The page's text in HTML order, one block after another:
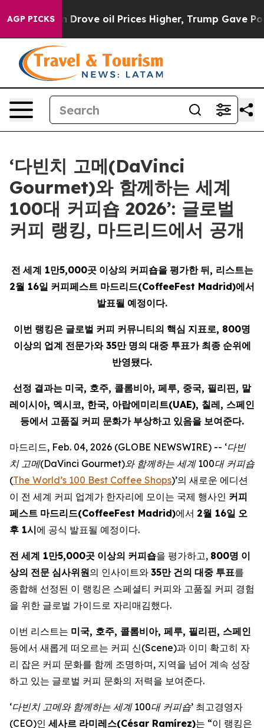
AGP PICKS
Iran Drove oil Prices Higher, Trump Gave
‘다빈치 고메(DaVinci
Gourmet)와 함께하는 세계
100대 커피숍 2026’: 글로벌
커피 랭킹, 마드리드에서 공개
전 세계 1만5,000곳 이상의 커피숍을 평가한 뒤, 리스트는
2월 16일 커피페스트 마드리드(CoffeeFest Madrid)에서
발표될 예정이다.
이번 랭킹은 글로벌 커피 커뮤니티의 핵심 지표로, 800명
이상의 업계 전문가와35만 명의 대중 투표가 최종 순위에
반영됐다.
선정 결과는 미국, 호주, 콜롬비아, 페루, 중국, 필리핀, 말
레이시아, 멕시코, 한국, 아랍에미리트(UAE), 칠레, 스페인
등에서 고품질 커피 문화가 부상하고 있음을 보여준다.
마드리드, Feb. 04, 2026 (GLOBE NEWSWIRE) -- ‘다빈
치 고메(DaVinci Gourmet)와 함께하는 세계100대 커피숍
(The World’s 100 Best Coffee Shops)’의 새로운 에디션
이 전 세계 커피 업계가 한자리에 모이는 국제 행사인 커피
페스트 마드리드(CoffeeFest Madrid)에서 2월 16일 오
후 1시에 공식 발표될 예정이다.
전 세계 1만5,000곳 이상의 커피숍을 평가하고, 800명 이
상의 전문 심사위원의 인사이트와 35만 건의 대중 투표를
종합해 선정된 이 랭킹은 스페셜티 커피와 고품질 커피 경험
을 위한 글로벌 가이드로 자리매김했다.
이번 리스트는 미국, 호주, 콜롬비아, 페루, 필리핀, 스페인
등에서 새롭게 떠오르는 커피 신(Scene)과 이미 확고히 자
리 잡은 커피 문화를 함께 조명하며, 지역을 넘어 계속 성장
하고 있는 글로벌 커피 문화의 저력을 보여준다.
‘다빈치 고메와 함께하는 세계100대 커피숍’ 최고경영자
(CEO)인 세사르 라미레스(César Ramírez)는 “이 랭킹은